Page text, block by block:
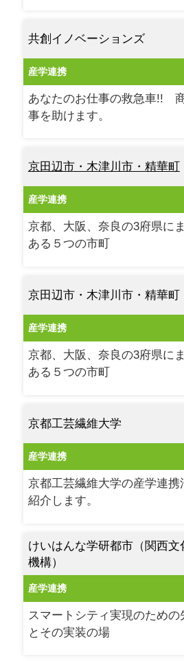
共創イノベーションズ
産学連携
あなたのお仕事の救急車!!
事を助けます。
京田辺市・木津川市・精華町
産学連携
京都、大阪、奈良の3府県に
ある５つの市町
京田辺市・木津川市・精華町
産学連携
京都、大阪、奈良の3府県に
ある５つの市町
京都工芸繊維大学
産学連携
京都工芸繊維大学の産学連
紹介します。
けいはんな学研都市（関西
機構）
産学連携
スマートシティ実現のため
とその実装の場